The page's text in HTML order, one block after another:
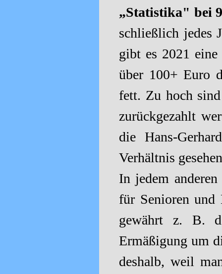
„Statistika" bei
schließlich jedes
gibt es 2021
über 100+ Euro
fett. Zu hoch
zurückgezahlt
die Hans-
Verhältnis
In jedem
für Senioren
gewährt z. B.
Ermäßigung um
deshalb, weil